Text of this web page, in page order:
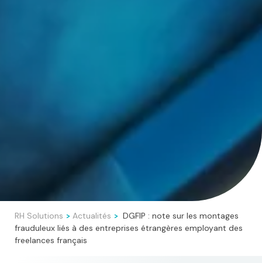
RH Solutions > Actualités > DGFIP : note sur les montages
frauduleux liés à des entreprises étrangères employant des
freelances français